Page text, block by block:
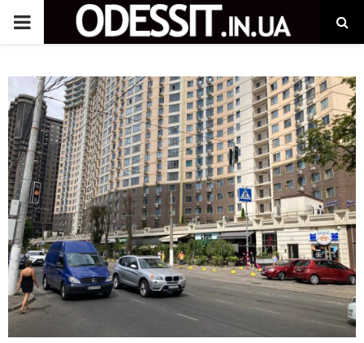
P
I
M
A
R
Y
M